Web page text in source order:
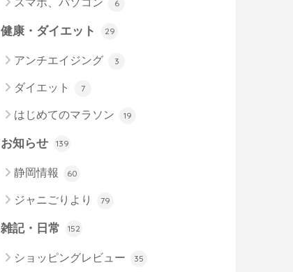
6
健康・ダイエット 29
アンチエイジング 3
ダイエット 7
はじめてのマラソン 19
お知らせ 139
静岡情報 60
ジャニごりより 79
雑記・日常 152
ショッピングレビュー 35